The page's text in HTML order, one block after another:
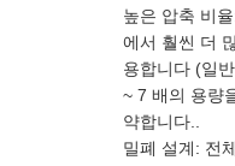
높은 압축 비
에서 훨씬 더
용합니다 (일
~ 7 배의 용량
약합니다..
밀폐 설계: 전